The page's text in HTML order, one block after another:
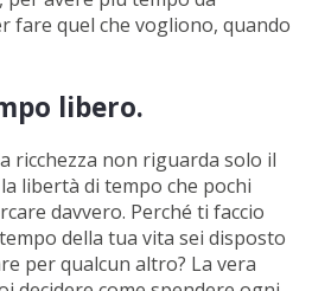
fare quel che vogliono, quando
libero.
ricchezza non riguarda solo il
libertà di tempo che pochi
davvero. Perché ti faccio
della tua vita sei disposto
per qualcun altro? La vera